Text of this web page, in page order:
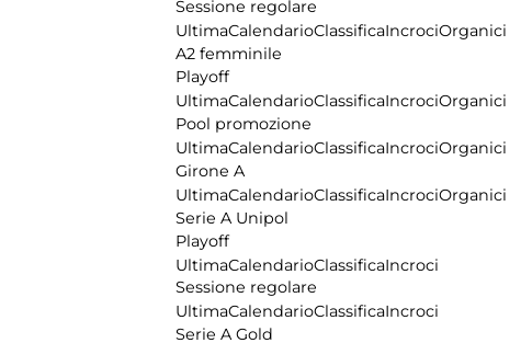
Sessione regolare
UltimaCalendarioClassificaIncrociOrganici
A2 femminile
Playoff
UltimaCalendarioClassificaIncrociOrganici
Pool promozione
UltimaCalendarioClassificaIncrociOrganici
Girone A
UltimaCalendarioClassificaIncrociOrganici
Serie A Unipol
Playoff
UltimaCalendarioClassificaIncroci
Sessione regolare
UltimaCalendarioClassificaIncroci
Serie A Gold